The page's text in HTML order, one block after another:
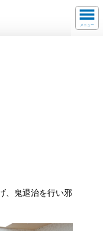
メニュー
、鬼退治を行い邪